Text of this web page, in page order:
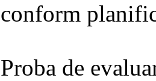
conform
Proba de